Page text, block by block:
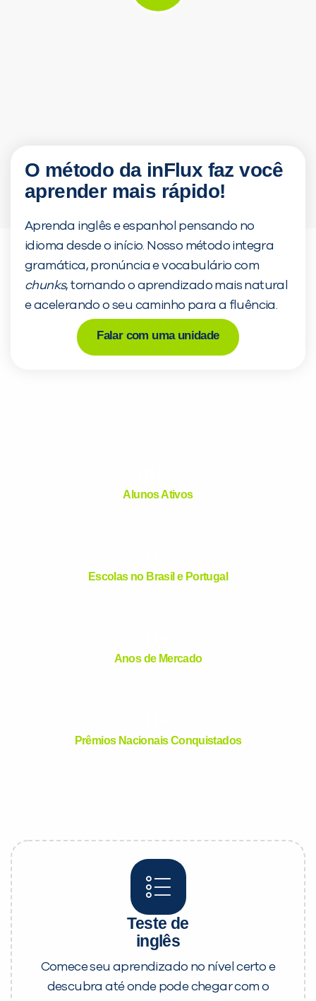
O método da inFlux faz você
aprender mais rápido!
Aprenda inglês e espanhol pensando no
idioma desde o início. Nosso método integra
gramática, pronúncia e vocabulário com
chunks, tornando o aprendizado mais natural
e acelerando o seu caminho para a fluência.
Falar com uma unidade
Alunos Ativos
Escolas no Brasil e Portugal
Anos de Mercado
Prêmios Nacionais Conquistados
Teste de
inglês
Comece seu aprendizado no nível certo e
descubra até onde pode chegar com o
inFlux nesta cidade ou
Você é aluno inFlux?